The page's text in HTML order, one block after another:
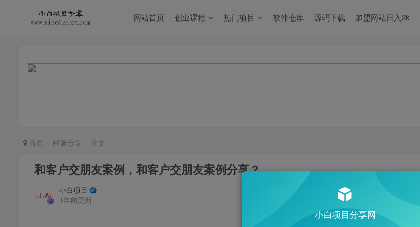
网站首页 创业课程 热门项目 软件仓库 源码下载 加盟网站日入2k
首页 经验分享 正文
和客户交朋友案例，和客户交朋友案例分享？
小白项目
1年前更新
小白项目分享网